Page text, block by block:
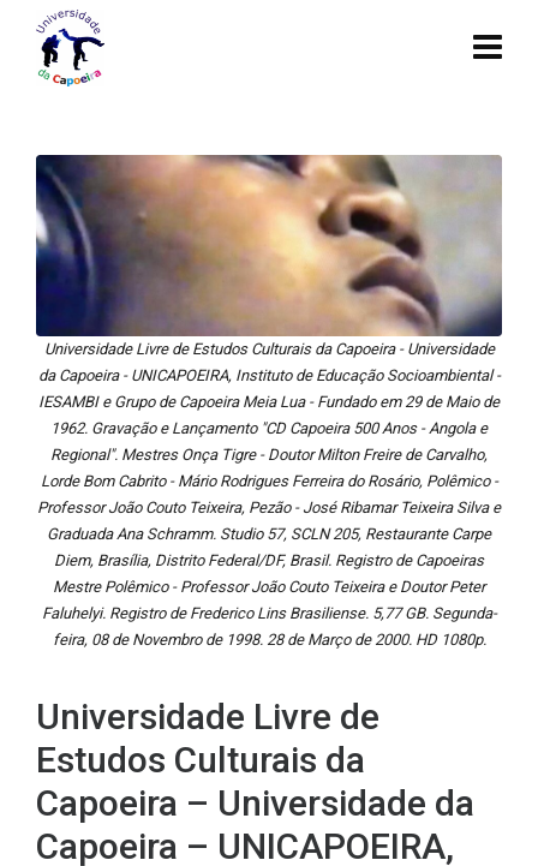
Universidade Livre de Estudos Culturais da Capoeira - Universidade
da Capoeira - UNICAPOEIRA, Instituto de Educação Socioambiental -
IESAMBI e Grupo de Capoeira Meia Lua - Fundado em 29 de Maio de
1962. Gravação e Lançamento "CD Capoeira 500 Anos - Angola e
Regional". Mestres Onça Tigre - Doutor Milton Freire de Carvalho,
Lorde Bom Cabrito - Mário Rodrigues Ferreira do Rosário, Polêmico -
Professor João Couto Teixeira, Pezão - José Ribamar Teixeira Silva e
Graduada Ana Schramm. Studio 57, SCLN 205, Restaurante Carpe
Diem, Brasília, Distrito Federal/DF, Brasil. Registro de Capoeiras
Mestre Polêmico - Professor João Couto Teixeira e Doutor Peter
Faluhelyi. Registro de Frederico Lins Brasiliense. 5,77 GB. Segunda-
feira, 08 de Novembro de 1998. 28 de Março de 2000. HD 1080p.
Universidade Livre de
Estudos Culturais da
Capoeira – Universidade da
Capoeira – UNICAPOEIRA,